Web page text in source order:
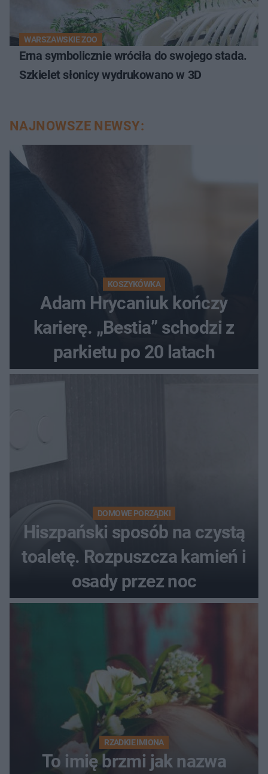
WARSZAWSKIE ZOO
Erna symbolicznie wróciła do swojego stada.
Szkielet słonicy wydrukowano w 3D
NAJNOWSZE NEWSY:
KOSZYKÓWKA
Adam Hrycaniuk kończy
karierę. „Bestia” schodzi z
parkietu po 20 latach
DOMOWE PORZĄDKI
Hiszpański sposób na czystą
toaletę. Rozpuszcza kamień i
osady przez noc
RZADKIE IMIONA
To imię brzmi jak nazwa